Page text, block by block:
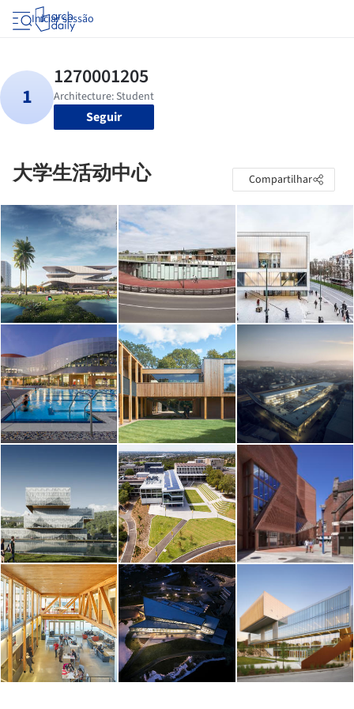
Iniciar sessão
Seguir
大学生活动中心 Compartilhar